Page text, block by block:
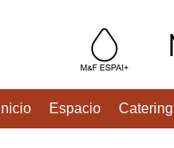
Inicio Espacio Catering